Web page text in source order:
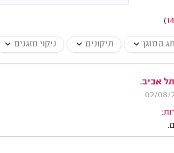
)
המזגן תיקונים ניקוי מזגנים
אביב.